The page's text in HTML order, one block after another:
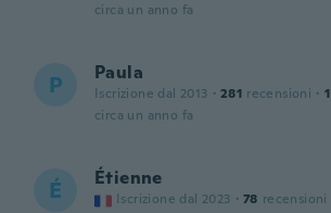
circa un anno fa
P Paula
Iscrizione dal 2013 · 281 recensioni · 1
circa un anno fa
É Étienne
Iscrizione dal 2023 · 78 recensioni